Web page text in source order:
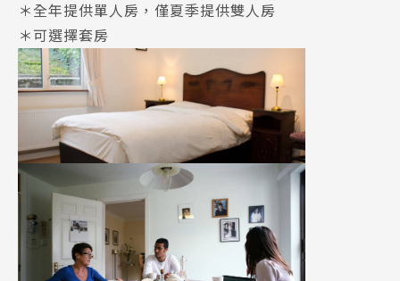
＊全年提供單人房，僅夏季提供雙人房
＊可選擇套房